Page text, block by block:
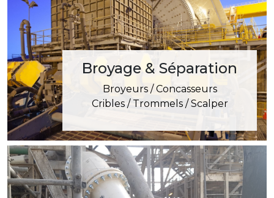
Broyage & Séparation
Broyeurs / Concasseurs
Cribles / Trommels / Scalper